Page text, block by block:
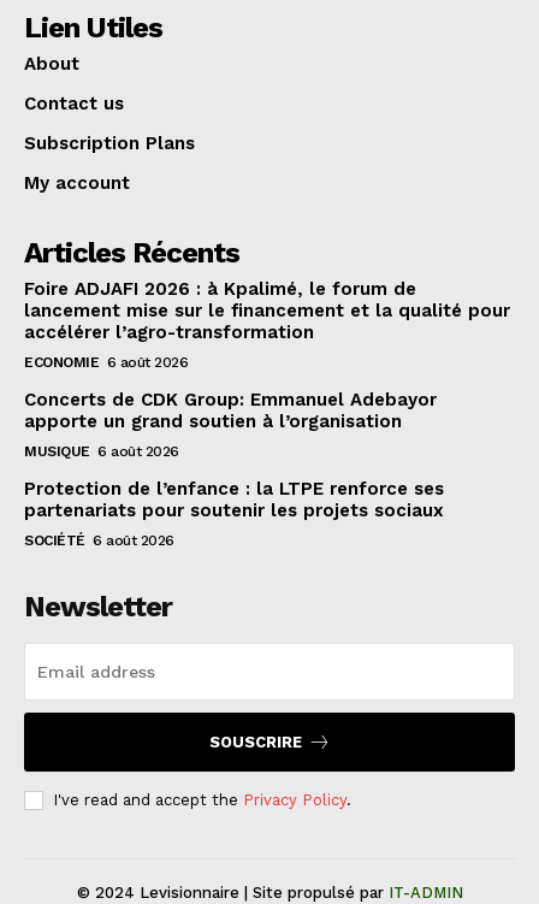
Lien Utiles
About
Contact us
Subscription Plans
My account
Articles Récents
Foire ADJAFI 2026 : à Kpalimé, le forum de
lancement mise sur le financement et la qualité pour
accélérer l’agro-transformation
ECONOMIE 6 août 2026
Concerts de CDK Group: Emmanuel Adebayor
apporte un grand soutien à l’organisation
MUSIQUE 6 août 2026
Protection de l’enfance : la LTPE renforce ses
partenariats pour soutenir les projets sociaux
SOCIÉTÉ 6 août 2026
Newsletter
SOUSCRIRE
I've read and accept the Privacy Policy.
© 2024 Levisionnaire | Site propulsé par IT-ADMIN